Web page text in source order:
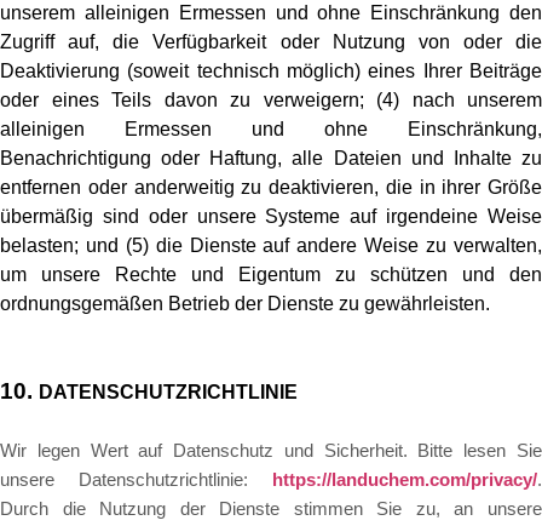
unserem alleinigen Ermessen und ohne Einschränkung den
Zugriff auf, die Verfügbarkeit oder Nutzung von oder die
Deaktivierung (soweit technisch möglich) eines Ihrer Beiträge
oder eines Teils davon zu verweigern; (4) nach unserem
alleinigen Ermessen und ohne Einschränkung,
Benachrichtigung oder Haftung, alle Dateien und Inhalte zu
entfernen oder anderweitig zu deaktivieren, die in ihrer Größe
übermäßig sind oder unsere Systeme auf irgendeine Weise
belasten; und (5) die Dienste auf andere Weise zu verwalten,
um unsere Rechte und Eigentum zu schützen und den
ordnungsgemäßen Betrieb der Dienste zu gewährleisten.
10. DATENSCHUTZRICHTLINIE
Wir legen Wert auf Datenschutz und Sicherheit. Bitte lesen Sie
unsere Datenschutzrichtlinie:
https://landuchem.com/privacy/.
Durch die Nutzung der Dienste stimmen Sie zu, an unsere